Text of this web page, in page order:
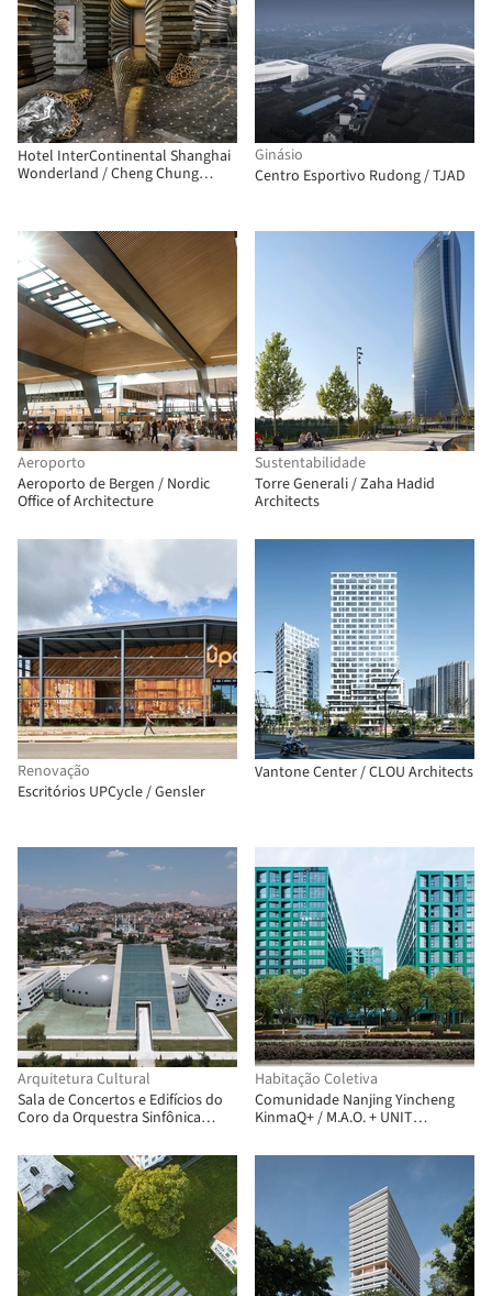
Hotel InterContinental Shanghai
Wonderland / Cheng Chung
Ginásio
Centro Esportivo Rudong / TJAD
Aeroporto
Aeroporto de Bergen / Nordic
Office of Architecture
Sustentabilidade
Torre Generali / Zaha Hadid
Architects
Renovação
Escritórios UPCycle / Gensler
Vantone Center / CLOU Architects
Arquitetura Cultural
Sala de Concertos e Edifícios do
Coro da Orquestra Sinfônica
Habitação Coletiva
Comunidade Nanjing Yincheng
KinmaQ+ / M.A.O. + UNIT